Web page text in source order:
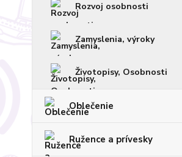
Rozvoj osobnosti
Zamyslenia, výroky
Životopisy, Osobnosti
Oblečenie
Ružence a prívesky